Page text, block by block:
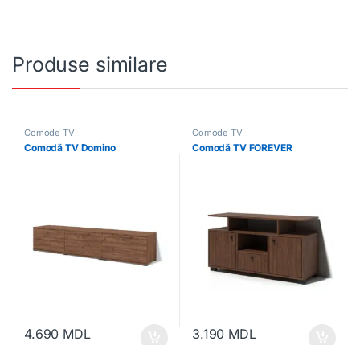
Produse similare
Comode TV
Comodă TV Domino
4.690 MDL
Comode TV
Comodă TV FOREVER
3.190 MDL